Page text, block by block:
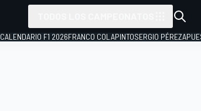
CALENDARIO F1 2026FRANCO COLAPINTOSERGIO PÉREZ